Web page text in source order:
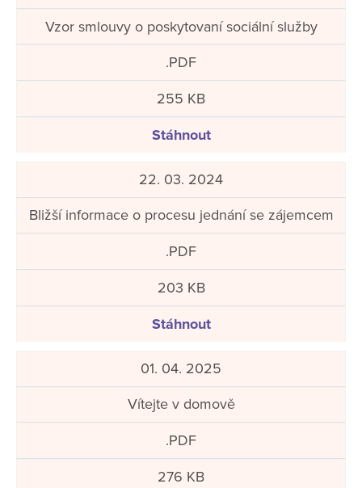
Vzor smlouvy o poskytovaní sociální služby
.PDF
255 KB
Stáhnout
22. 03. 2024
Bližší informace o procesu jednání se zájemcem
.PDF
203 KB
Stáhnout
01. 04. 2025
Vítejte v domově
.PDF
276 KB